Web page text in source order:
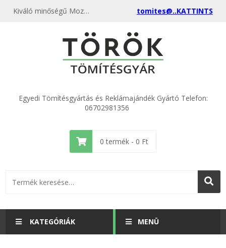
Kiváló minőségű Mozdony szívótorok hengerfejre nagy Temasil Lv.: 2,0 mm (718) kedvező áron, egyenest a gyártótól, rendeld meg most és csatlakozz a több ezer elégedett vásárlóhoz. tomites@..KATTINTS
Egyedi Tömítésgyártás és Reklámajándék Gyártó Telefon:
06702981356
0 termék - 0 Ft
KATEGÓRIÁK MENÜ